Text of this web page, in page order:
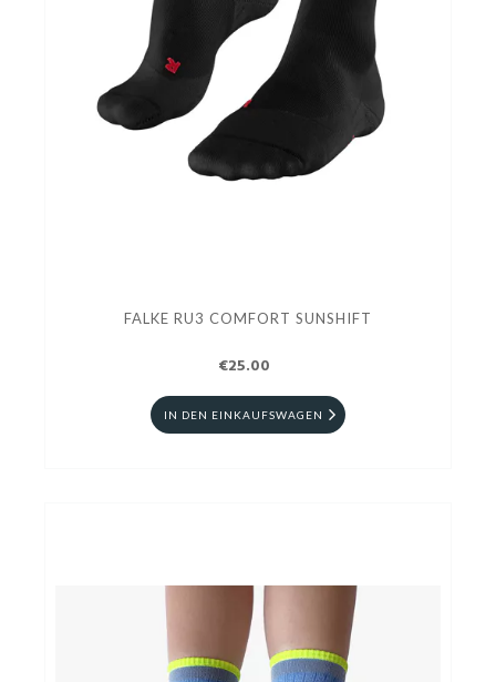
FALKE RU3 COMFORT SUNSHIFT
€25.00
IN DEN EINKAUFSWAGEN